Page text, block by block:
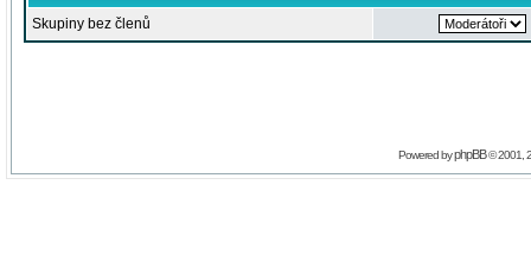
Skupiny bez členů
Powered byphpBB© 2001,